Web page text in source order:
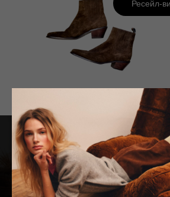
Ресейл-
Каждая
мирк